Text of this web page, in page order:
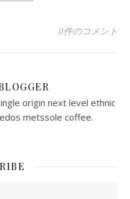
0件のコメント
origin next level ethnic
metssole coffee.